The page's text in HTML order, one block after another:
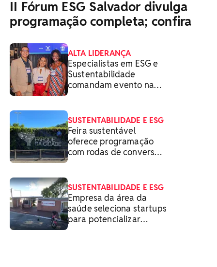
II Fórum ESG Salvador divulga
programação completa; confira
ALTA LIDERANÇA
Especialistas em ESG e
Sustentabilidade
comandam evento na
SUSTENTABILIDADE E ESG
Feira sustentável
oferece programação
com rodas de conversa,
infantil em Salvador
SUSTENTABILIDADE E ESG
Empresa da área da
saúde seleciona startups
para potencializar